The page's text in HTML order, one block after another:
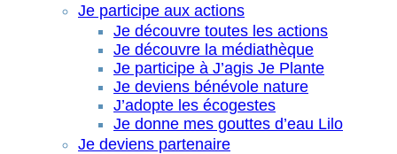
Je participe aux actions
Je découvre toutes les actions
Je découvre la médiathèque
Je participe à J’agis Je Plante
Je deviens bénévole nature
J’adopte les écogestes
Je donne mes gouttes d’eau Lilo
Je deviens partenaire